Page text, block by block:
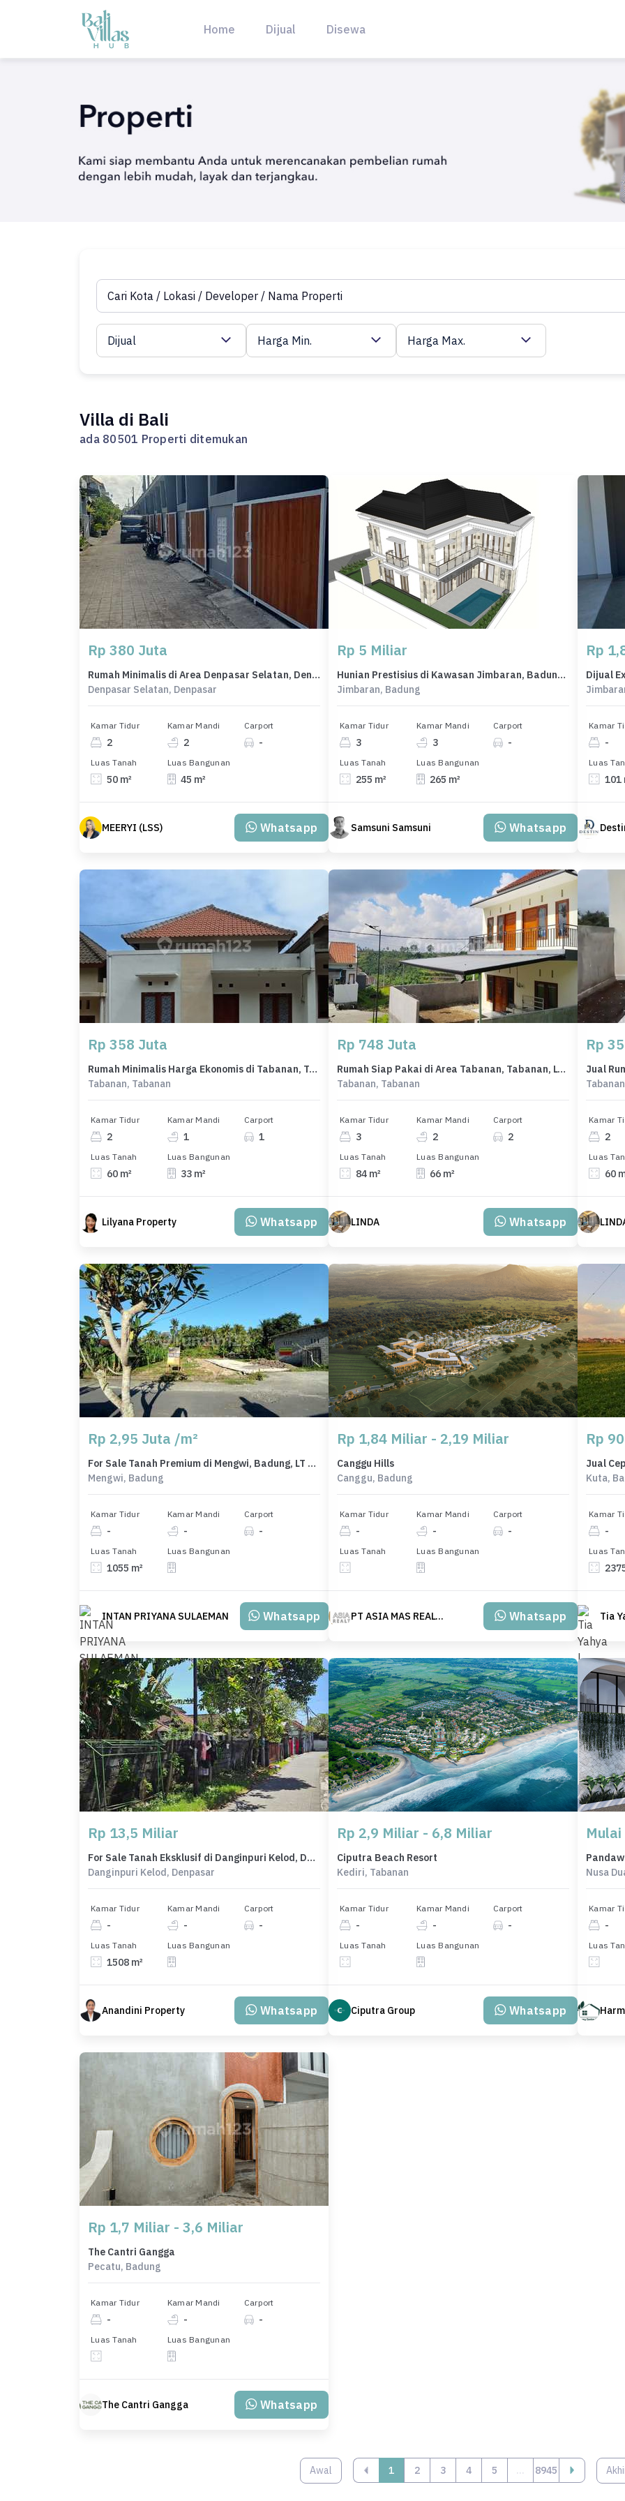
Home Dijual Disewa
Dijual Harga Min. Harga Max.
Villa di Bali
ada 80501 Properti ditemukan
Rp 380 Juta
Rumah Minimalis di Area Denpasar Selatan, Denpasar, LT 50m², Harga 380 Juta
Denpasar Selatan, Denpasar
Kamar Tidur
2
Kamar Mandi
2
Carport
-
Luas Tanah
50 m²
Luas Bangunan
45 m²
MEERYI (LSS) Whatsapp
Rp 5 Miliar
Hunian Prestisius di Kawasan Jimbaran, Badung, LB 265m², Harga 5 Miliar
Jimbaran, Badung
Kamar Tidur
3
Kamar Mandi
3
Carport
-
Luas Tanah
255 m²
Luas Bangunan
265 m²
Samsuni Samsuni Whatsapp
Rp
Kamar
-
Luas
101
Rp 358 Juta
Rumah Minimalis Harga Ekonomis di Tabanan, Tabanan, LB 33m²
Tabanan, Tabanan
Kamar Tidur
2
Kamar Mandi
1
Carport
1
Luas Tanah
60 m²
Luas Bangunan
33 m²
Lilyana Property Whatsapp
Rp 748 Juta
Rumah Siap Pakai di Area Tabanan, Tabanan, LT 84m²
Tabanan, Tabanan
Kamar Tidur
3
Kamar Mandi
2
Carport
2
Luas Tanah
84 m²
Luas Bangunan
66 m²
LINDA Whatsapp
Rp
Kamar
2
Luas
60
Rp 2,95 Juta /m²
For Sale Tanah Premium di Mengwi, Badung, LT 1055m²
Mengwi, Badung
Kamar Tidur
-
Kamar Mandi
-
Carport
-
Luas Tanah
1055 m²
Luas Bangunan
INTAN PRIYANA SULAEMAN Whatsapp
Rp 1,84 Miliar - 2,19 Miliar
Canggu Hills
Canggu, Badung
Kamar Tidur
-
Kamar Mandi
-
Carport
-
Luas Tanah Luas Bangunan
PT ASIA MAS REALTY Whatsapp
Rp
Kuta,
Kamar
-
Luas
Tia
Rp 13,5 Miliar
For Sale Tanah Eksklusif di Danginpuri Kelod, Denpasar, LT 1508m²
Danginpuri Kelod, Denpasar
Kamar Tidur
-
Kamar Mandi
-
Carport
-
Luas Tanah
1508 m²
Luas Bangunan
Anandini Property Whatsapp
Rp 2,9 Miliar - 6,8 Miliar
Ciputra Beach Resort
Kediri, Tabanan
Kamar Tidur
-
Kamar Mandi
-
Carport
-
Luas Tanah Luas Bangunan
Ciputra Group Whatsapp
Nusa
Kamar
-
Luas
Rp 1,7 Miliar - 3,6 Miliar
The Cantri Gangga
Pecatu, Badung
Kamar Tidur
-
Kamar Mandi
-
Carport
-
Luas Tanah Luas Bangunan
The Cantri Gangga Whatsapp
Awal ‹ 1 2 3 4 5 ... 8945